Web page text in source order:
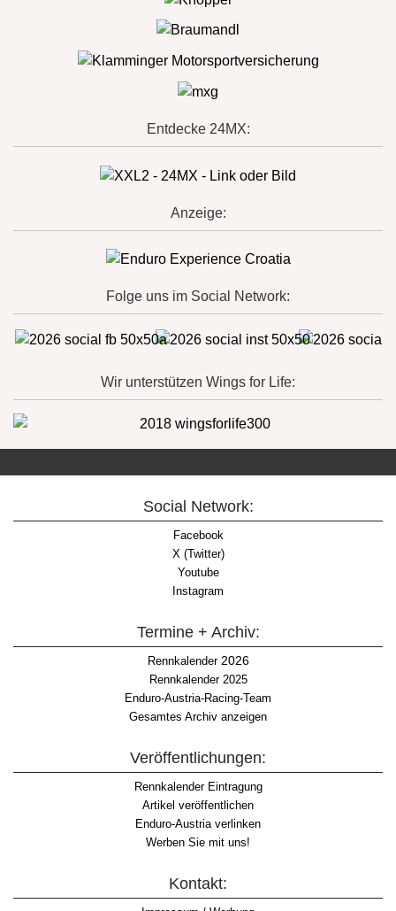
Entdecke 24MX:
Anzeige:
Folge uns im Social Network:
Wir unterstützen Wings for Life:
Social Network:
Facebook
X (Twitter)
Youtube
Instagram
Termine + Archiv:
Rennkalender2026
Rennkalender 2025
Enduro-Austria-Racing-Team
Gesamtes Archiv anzeigen
Veröffentlichungen:
Rennkalender Eintragung
Artikel veröffentlichen
Enduro-Austria verlinken
Werben Sie mit uns!
Kontakt: